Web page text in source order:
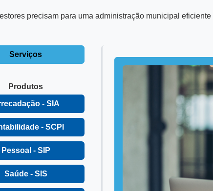
precisam para uma administração municipal eficiente
Serviços
Produtos
- SIA
- SCPI
Pessoal - SIP
Saúde - SIS